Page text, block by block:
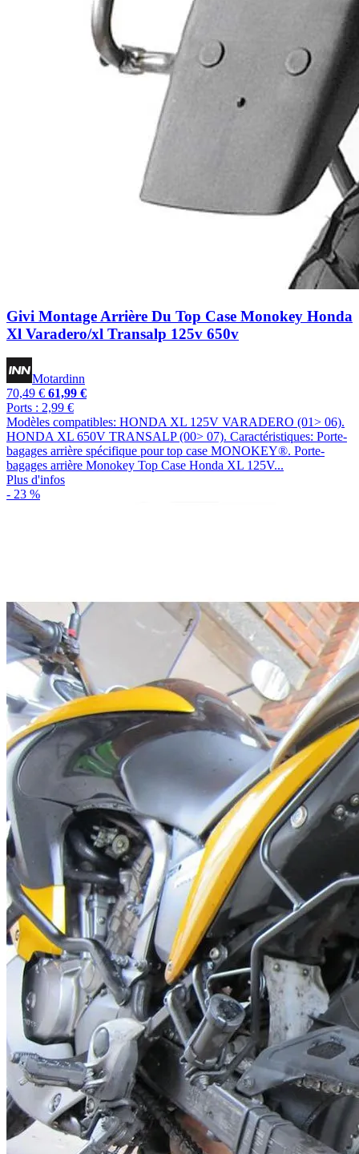
Givi Montage Arrière Du Top Case Monokey Honda
Xl Varadero/xl Transalp 125v 650v
Motardinn
70,49 € 61,99 €
Ports : 2,99 €
Modèles compatibles: HONDA XL 125V VARADERO (01> 06).
HONDA XL 650V TRANSALP (00> 07). Caractéristiques: Porte-
bagages arrière spécifique pour top case MONOKEY®. Porte-
bagages arrière Monokey Top Case Honda XL 125V...
Plus d'infos
- 23 %